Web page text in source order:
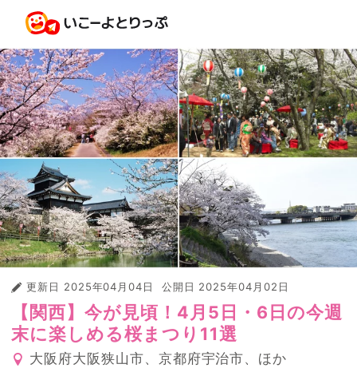
更新日 2025年04月04日 公開日 2025年04月02日
【関西】今が見頃！4月5日・6日の今週
末に楽しめる桜まつり11選
大阪府大阪狭山市、京都府宇治市、ほか